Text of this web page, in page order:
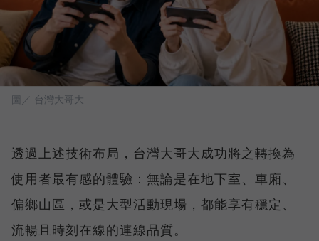
圖／ 台灣大哥大
透過上述技術布局，台灣大哥大成功將之轉換為
使用者最有感的體驗：無論是在地下室、車廂、
偏鄉山區，或是大型活動現場，都能享有穩定、
流暢且時刻在線的連線品質。